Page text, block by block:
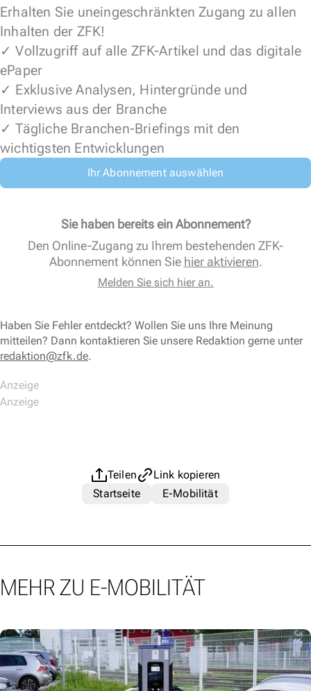
Erhalten Sie uneingeschränkten Zugang zu allen
Inhalten der ZFK!
✓ Vollzugriff auf alle ZFK-Artikel und das digitale
ePaper
✓ Exklusive Analysen, Hintergründe und
Interviews aus der Branche
✓ Tägliche Branchen-Briefings mit den
wichtigsten Entwicklungen
Ihr Abonnement auswählen
Sie haben bereits ein Abonnement?
Den Online-Zugang zu Ihrem bestehenden ZFK-
Abonnement können Sie hier aktivieren.
Melden Sie sich hier an.
Haben Sie Fehler entdeckt? Wollen Sie uns Ihre Meinung
mitteilen? Dann kontaktieren Sie unsere Redaktion gerne unter
redaktion@zfk.de.
Teilen
Link kopieren
Startseite
E-Mobilität
MEHR ZU E-MOBILITÄT